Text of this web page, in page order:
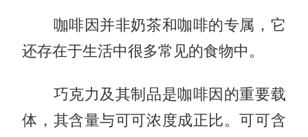
咖啡因并非奶茶和咖啡的专属，它
还存在于生活中很多常见的食物中。
巧克力及其制品是咖啡因的重要载
体，其含量与可可浓度成正比。可可含